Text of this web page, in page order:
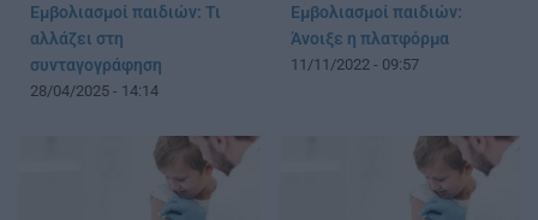
Εμβολιασμοί παιδιών: Τι
αλλάζει στη
συνταγογράφηση
28/04/2025 - 14:14
Εμβολιασμοί παιδιών:
Άνοιξε η πλατφόρμα
11/11/2022 - 09:57